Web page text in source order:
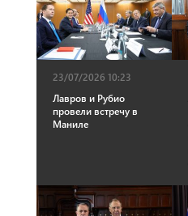
23/07/2026 10:23
Лавров и Рубио
провели встречу в
Маниле